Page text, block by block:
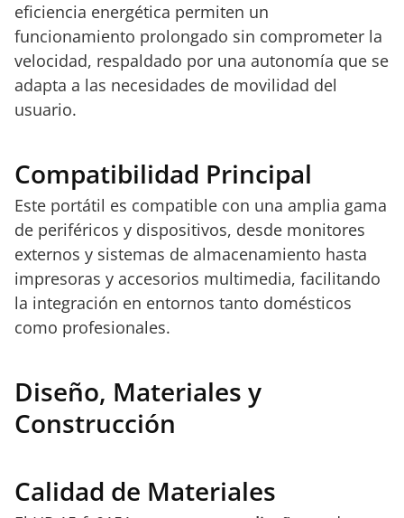
eficiencia energética permiten un
funcionamiento prolongado sin comprometer la
velocidad, respaldado por una autonomía que se
adapta a las necesidades de movilidad del
usuario.
Compatibilidad Principal
Este portátil es compatible con una amplia gama
de periféricos y dispositivos, desde monitores
externos y sistemas de almacenamiento hasta
impresoras y accesorios multimedia, facilitando
la integración en entornos tanto domésticos
como profesionales.
Diseño, Materiales y
Construcción
Calidad de Materiales